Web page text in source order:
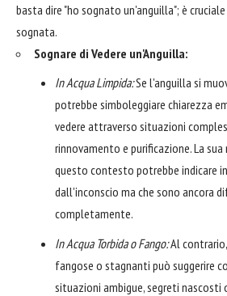
basta dire "ho sognato un'anguilla"; è
sognata.
Sognare di Vedere un'Anguilla:
In Acqua Limpida:Se l'anguilla si
potrebbe simboleggiare chiarezza
vedere attraverso situazioni
rinnovamento e purificazione. La
questo contesto potrebbe indicare
dall'inconscio ma che sono ancora
completamente.
In Acqua Torbida o Fango:Al contrario,
fangose o stagnanti può suggerire
situazioni ambigue, segreti nascosti